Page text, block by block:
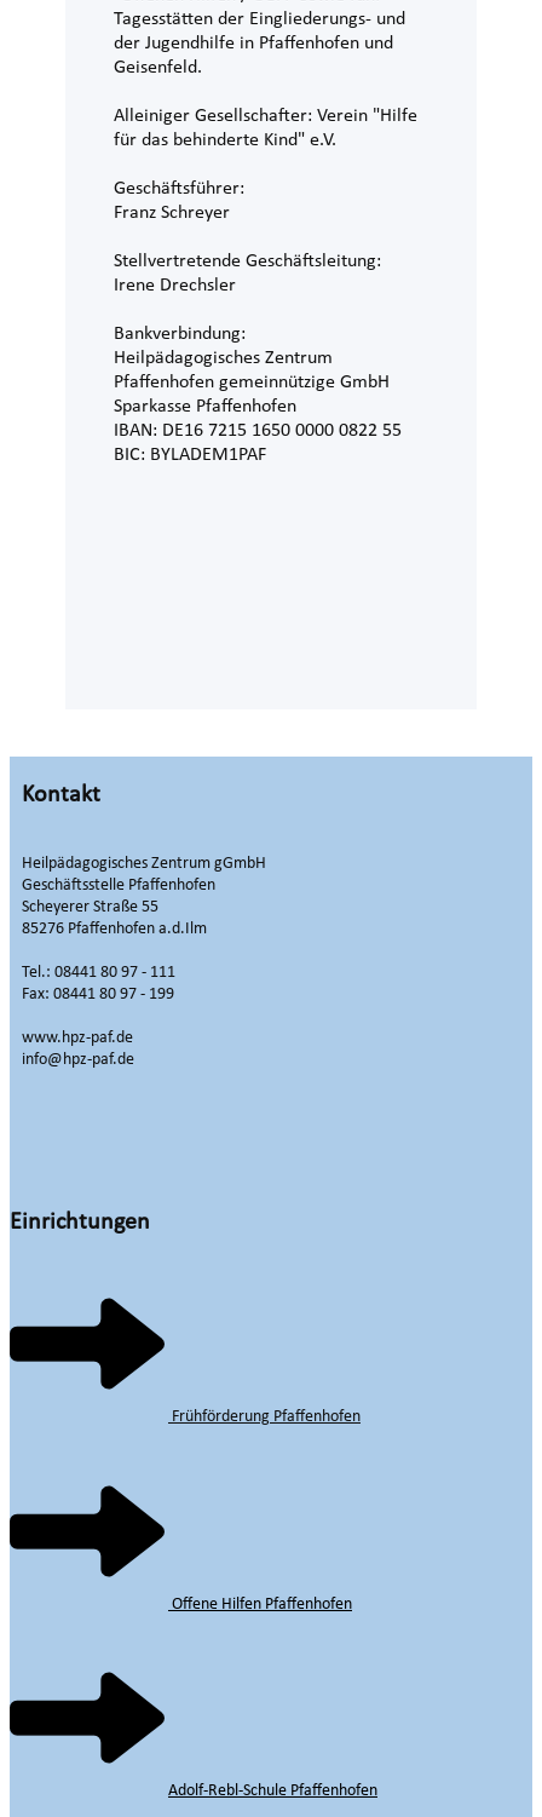
Tagesstätten der Eingliederungs- und
der Jugendhilfe in Pfaffenhofen und
Geisenfeld.
Alleiniger Gesellschafter: Verein "Hilfe
für das behinderte Kind" e.V.
Geschäftsführer:
Franz Schreyer
Stellvertretende Geschäftsleitung:
Irene Drechsler
Bankverbindung:
Heilpädagogisches Zentrum
Pfaffenhofen gemeinnützige GmbH
Sparkasse Pfaffenhofen
IBAN: DE16 7215 1650 0000 0822 55
BIC: BYLADEM1PAF
Kontakt
Heilpädagogisches Zentrum gGmbH
Geschäftsstelle Pfaffenhofen
Scheyerer Straße 55
85276 Pfaffenhofen a.d.Ilm
Tel.: 08441 80 97 - 111
Fax: 08441 80 97 - 199
www.hpz-paf.de
info@hpz-paf.de
Einrichtungen
Frühförderung Pfaffenhofen
Offene Hilfen Pfaffenhofen
Adolf-Rebl-Schule Pfaffenhofen